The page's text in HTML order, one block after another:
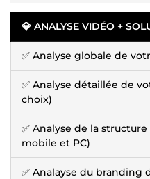
💎 ANALYSE VIDÉO +
✅ Analyse globale de
✅ Analyse détaillée de
choix)
✅ Analyse de la
mobile et PC)
✅ Analayse du branding